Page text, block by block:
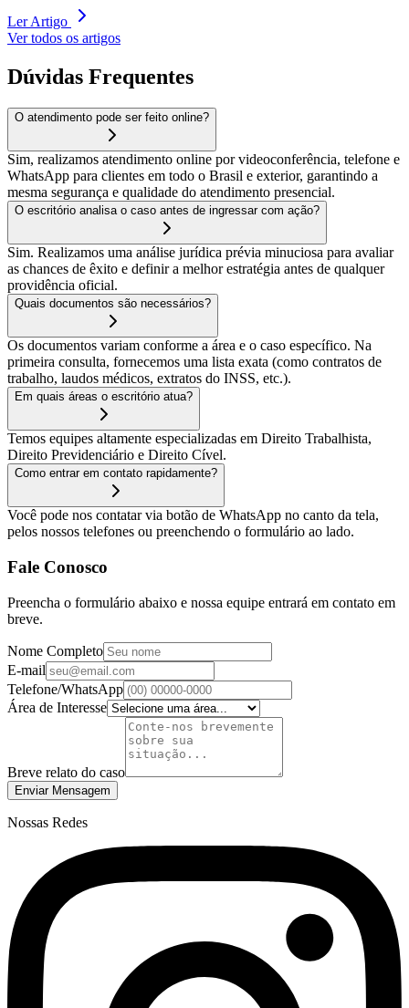
Ler Artigo
Ver todos os artigos
Dúvidas Frequentes
O atendimento pode ser feito online?
Sim, realizamos atendimento online por videoconferência, telefone e
WhatsApp para clientes em todo o Brasil e exterior, garantindo a
mesma segurança e qualidade do atendimento presencial.
O escritório analisa o caso antes de ingressar com ação?
Sim. Realizamos uma análise jurídica prévia minuciosa para avaliar
as chances de êxito e definir a melhor estratégia antes de qualquer
providência oficial.
Quais documentos são necessários?
Os documentos variam conforme a área e o caso específico. Na
primeira consulta, fornecemos uma lista exata (como contratos de
trabalho, laudos médicos, extratos do INSS, etc.).
Em quais áreas o escritório atua?
Temos equipes altamente especializadas em Direito Trabalhista,
Direito Previdenciário e Direito Cível.
Como entrar em contato rapidamente?
Você pode nos contatar via botão de WhatsApp no canto da tela,
pelos nossos telefones ou preenchendo o formulário ao lado.
Fale Conosco
Preencha o formulário abaixo e nossa equipe entrará em contato em
breve.
Nome Completo
E-mail
Telefone/WhatsApp
Área de Interesse
Breve relato do caso
Enviar Mensagem
Nossas Redes